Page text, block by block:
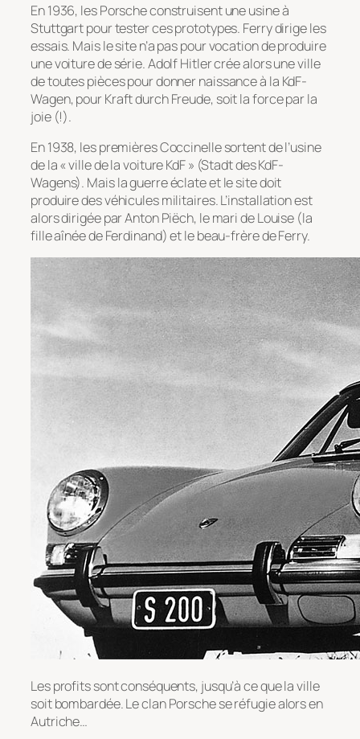
En 1936, les Porsche construisent une usine à
Stuttgart pour tester ces prototypes. Ferry dirige les
essais. Mais le site n’a pas pour vocation de produire
une voiture de série. Adolf Hitler crée alors une ville
de toutes pièces pour donner naissance à la KdF-
Wagen, pour Kraft durch Freude, soit la force par la
joie (!).
En 1938, les premières Coccinelle sortent de l’usine
de la « ville de la voiture KdF » (Stadt des KdF-
Wagens). Mais la guerre éclate et le site doit
produire des véhicules militaires. L’installation est
alors dirigée par Anton Piëch, le mari de Louise (la
fille aînée de Ferdinand) et le beau-frère de Ferry.
Les profits sont conséquents, jusqu’à ce que la ville
soit bombardée. Le clan Porsche se réfugie alors en
Autriche…